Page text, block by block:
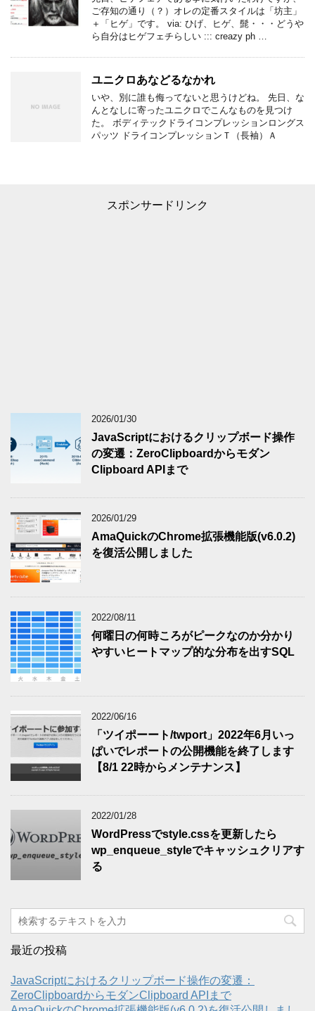
ご存知の通り（？）オレの定番スタイルは「坊主」
＋「ヒゲ」です。 via: ひげ、ヒゲ、髭・・・どうや
ら自分はヒゲフェチらしい ::: creazy ph …
ユニクロあなどるなかれ
いや、別に誰も侮ってないと思うけどね。 先日、な
んとなしに寄ったユニクロでこんなものを見つけ
た。 ボディテックドライコンプレッションロングス
パッツ ドライコンプレッションＴ（長袖）Ａ
スポンサードリンク
2026/01/30
JavaScriptにおけるクリップボード操作
の変遷：ZeroClipboardからモダン
Clipboard APIまで
2026/01/29
AmaQuickのChrome拡張機能版(v6.0.2)
を復活公開しました
2022/08/11
何曜日の何時ころがピークなのか分かり
やすいヒートマップ的な分布を出すSQL
2022/06/16
「ツイポーート/twport」2022年6月いっ
ぱいでレポートの公開機能を終了します
【8/1 22時からメンテナンス】
2022/01/28
WordPressでstyle.cssを更新したら
wp_enqueue_styleでキャッシュクリアす
る
最近の投稿
JavaScriptにおけるクリップボード操作の変遷：
ZeroClipboardからモダンClipboard APIまで